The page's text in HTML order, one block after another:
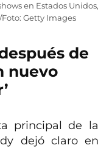
en Estados Unidos,
Getty Images
de
nuevo
principal de la
dejó claro en